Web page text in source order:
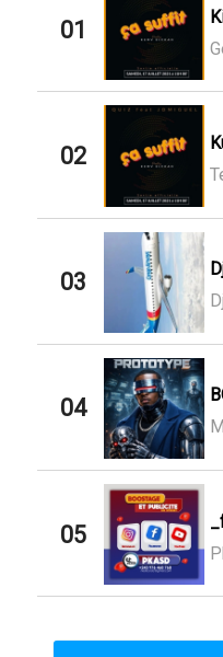
01
02
03
04
05